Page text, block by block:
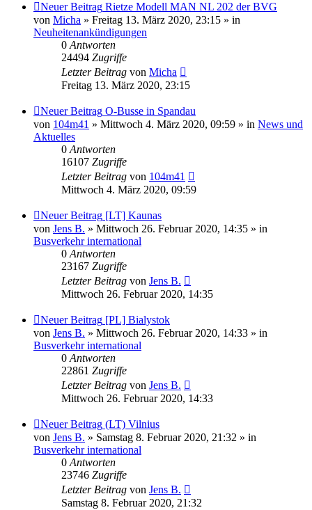
Neuer Beitrag Rietze Modell MAN NL 202 der BVG
von Micha » Freitag 13. März 2020, 23:15 » in
Neuheitenankündigungen
0Antworten
24494 Zugriffe
Letzter Beitrag von Micha
Freitag 13. März 2020, 23:15
Neuer Beitrag O-Busse in Spandau
von 104m41 » Mittwoch 4. März 2020, 09:59 » in News und
Aktuelles
0Antworten
16107 Zugriffe
Letzter Beitrag von 104m41
Mittwoch 4. März 2020, 09:59
Neuer Beitrag [LT] Kaunas
von Jens B. » Mittwoch 26. Februar 2020, 14:35 » in
Busverkehr international
0Antworten
23167 Zugriffe
Letzter Beitrag von Jens B.
Mittwoch 26. Februar 2020, 14:35
Neuer Beitrag [PL] Bialystok
von Jens B. » Mittwoch 26. Februar 2020, 14:33 » in
Busverkehr international
0Antworten
22861 Zugriffe
Letzter Beitrag von Jens B.
Mittwoch 26. Februar 2020, 14:33
Neuer Beitrag (LT) Vilnius
von Jens B. » Samstag 8. Februar 2020, 21:32 » in
Busverkehr international
0Antworten
23746 Zugriffe
Letzter Beitrag von Jens B.
Samstag 8. Februar 2020, 21:32